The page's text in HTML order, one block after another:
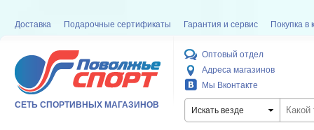
Доставка Подарочные сертификаты Гарантия и сервис Покупка в
СЕТЬ СПОРТИВНЫХ МАГАЗИНОВ
Оптовый отдел
Адреса магазинов
Мы Вконтакте
Искать везде